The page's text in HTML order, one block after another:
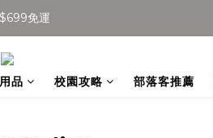
免運
免運
購物金👉
免運
品 校園攻略 部落客推薦